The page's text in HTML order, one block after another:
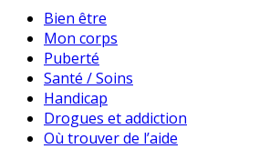
Bien être
Mon corps
Puberté
Santé / Soins
Handicap
Drogues et addiction
Où trouver de l’aide